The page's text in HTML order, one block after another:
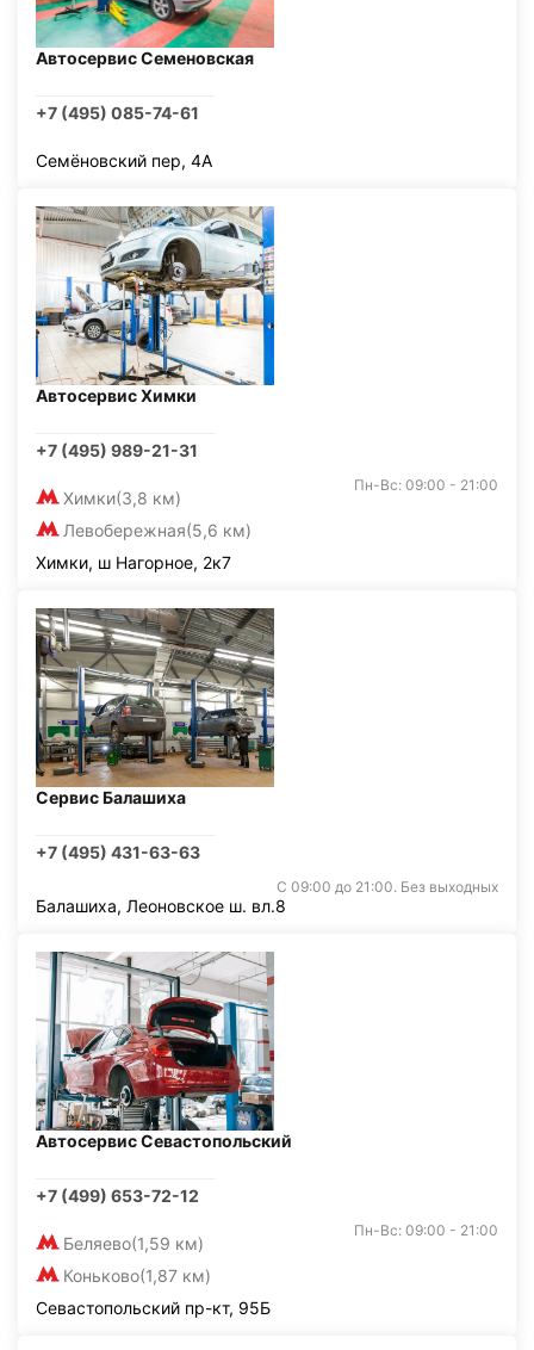
Автосервис Семеновская
+7 (495) 085-74-61
Семёновский пер, 4А
Автосервис Химки
+7 (495) 989-21-31
Химки(3,8 км)
Левобережная(5,6 км)
Пн-Вс: 09:00 - 21:00
Химки, ш Нагорное, 2к7
Сервис Балашиха
+7 (495) 431-63-63
С 09:00 до 21:00. Без выходных
Балашиха, Леоновское ш. вл.8
Автосервис Севастопольский
+7 (499) 653-72-12
Беляево(1,59 км)
Коньково(1,87 км)
Пн-Вс: 09:00 - 21:00
Севастопольский пр-кт, 95Б